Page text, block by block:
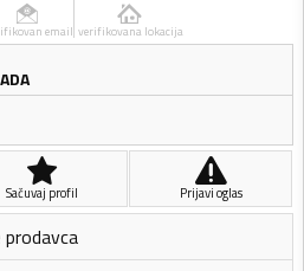
email verifikovana lokacija
Sačuvaj profil Prijavi oglas